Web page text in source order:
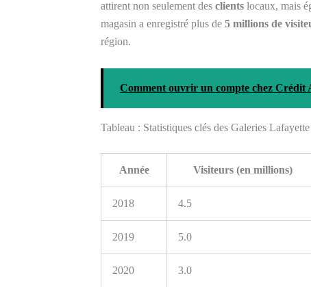
attirent non seulement des clients locaux, mais
magasin a enregistré plus de 5 millions de
région.
Comment ouvrir un compte chez Crédit
Tableau : Statistiques clés des Galeries
Année Visiteurs (en millions)
2018 4.5
2019 5.0
2020 3.0